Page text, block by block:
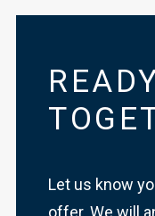
Let us know
offer. We will